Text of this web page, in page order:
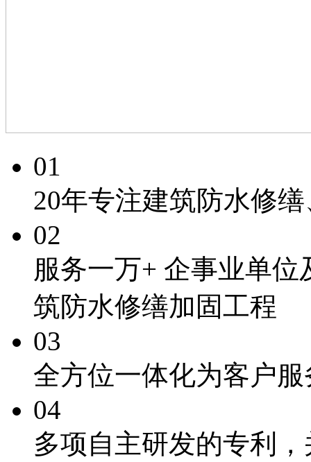
01
20年专注建筑防水修
02
服务一万+ 企事业单位
筑防水修缮加固工程
03
全方位一体化为客户服
04
多项自主研发的专利